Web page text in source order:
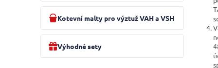
Kotevní malty pro výztuž VAH a VSH
Výhodné sety